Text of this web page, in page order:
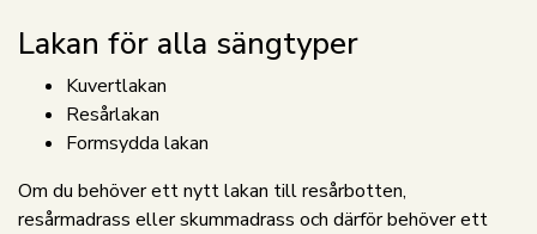
Lakan för alla sängtyper
Kuvertlakan
Resårlakan
Formsydda lakan
Om du behöver ett nytt lakan till resårbotten,
resårmadrass eller skummadrass och därför behöver ett